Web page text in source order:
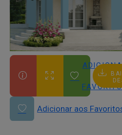
AOS
Adicionar aos